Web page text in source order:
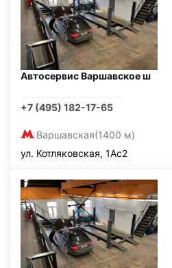
Автосервис Варшавское ш
+7 (495) 182-17-65
Варшавская(1400 м)
ул. Котляковская, 1Ас2